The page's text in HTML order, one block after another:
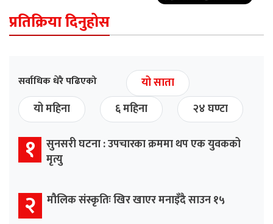
प्रतिक्रिया दिनुहोस
सर्वाधिक धेरै पढिएको
यो साता
यो महिना
६ महिना २४ घण्टा
१ सुनसरी घटना : उपचारका क्रममा थप एक युवकको
मृत्यु
२ मौलिक संस्कृतिः खिर खाएर मनाइँदै साउन १५